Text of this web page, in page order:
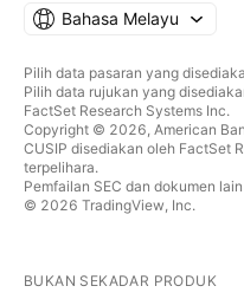
Bahasa Melayu
Pilih data pasaran yang
Pilih data rujukan yang
FactSet Research Systems Inc.
Copyright © 2026, American
CUSIP disediakan oleh FactSet
terpelihara.
Pemfailan SEC dan dokumen
© 2026 TradingView, Inc.
BUKAN SEKADAR PRODUK